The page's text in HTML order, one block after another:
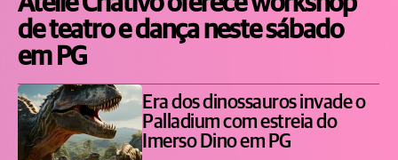
de teatro e dança neste sábado
em PG
Era dos dinossauros invade o
Palladium com estreia do
Imerso Dino em PG